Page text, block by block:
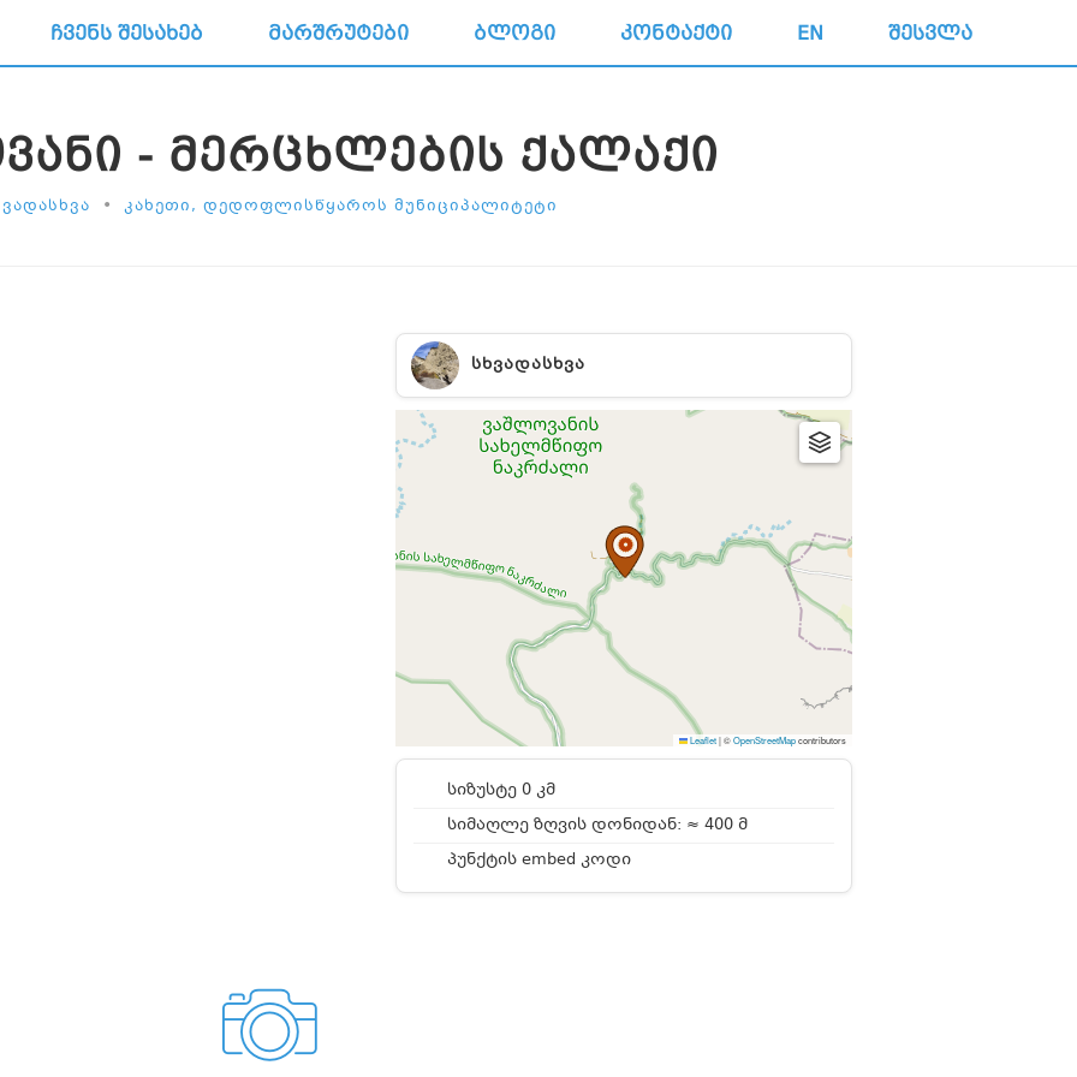
ᲩᲕᲔᲜᲡ ᲨᲔᲡᲐᲮᲔᲑ ᲛᲐᲠᲨᲠᲣᲢᲔᲑᲘ ᲑᲚᲝᲒᲘ ᲙᲝᲜᲢᲐᲥᲢᲘ EN ᲨᲔᲡᲕᲚᲐ
- ᲛᲔᲠᲪᲮᲚᲔᲑᲘᲡ ᲥᲐᲚᲐᲥᲘ
• ᲙᲐᲮᲔᲗᲘ, ᲓᲔᲓᲝᲤᲚᲘᲡᲬᲧᲐᲠᲝᲡ ᲛᲣᲜᲘᲪᲘᲞᲐᲚᲘᲢᲔᲢᲘ
ᲡᲮᲕᲐᲓᲐᲡᲮᲕᲐ
Leaflet|©OpenStreetMapcontributors
სიზუსტე 0 კმ
სიმაღლე ზღვის დონიდან: ≈ 400 მ
პუნქტის embed კოდი